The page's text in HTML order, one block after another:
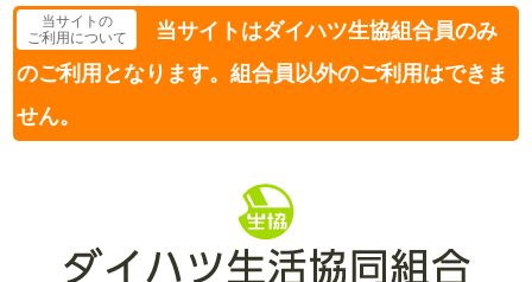
当サイトの
ご利用について
当サイトはダイハツ生協組合員のみ
のご利用となります。組合員以外のご利用はできま
せん。